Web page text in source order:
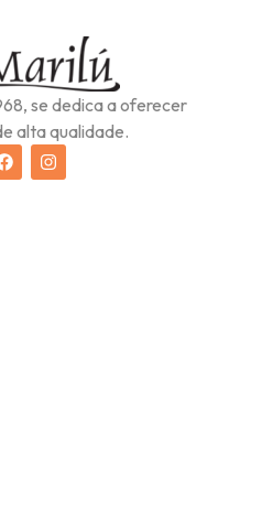
se dedica a oferecer
alta qualidade.